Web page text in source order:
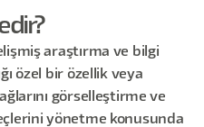
araştırma ve bilgi
özel bir özellik veya
görselleştirme ve
yönetme konusunda